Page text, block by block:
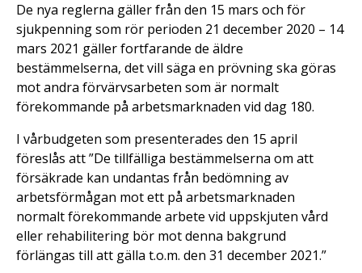
De nya reglerna gäller från den 15 mars och för
sjukpenning som rör perioden 21 december 2020 – 14
mars 2021 gäller fortfarande de äldre
bestämmelserna, det vill säga en prövning ska göras
mot andra förvärvsarbeten som är normalt
förekommande på arbetsmarknaden vid dag 180.
I vårbudgeten som presenterades den 15 april
föreslås att ”De tillfälliga bestämmelserna om att
försäkrade kan undantas från bedömning av
arbetsförmågan mot ett på arbetsmarknaden
normalt förekommande arbete vid uppskjuten vård
eller rehabilitering bör mot denna bakgrund
förlängas till att gälla t.o.m. den 31 december 2021.”